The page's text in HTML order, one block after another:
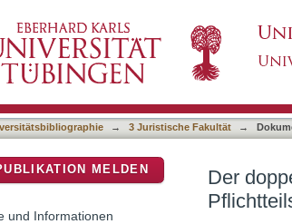
→ 3 Juristische Fakultät →
Der
MELDEN
und Informationen